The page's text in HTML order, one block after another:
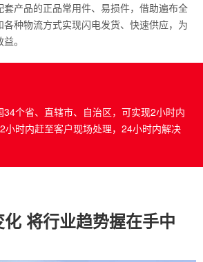
套产品的正品常用件、易损件，借助遍布全
种物流方式实现闪电发货、快速供应，为
。
个省、直辖市、自治区，可实现2小时内
小时内赶至客户现场处理，24小时内解决
将行业趋势握在手中